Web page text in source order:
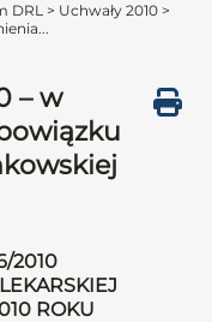
DRL > Uchwały 2010 >
– w
2010
ROKU